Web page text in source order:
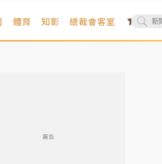
體育 知影 總裁會客室
廣告